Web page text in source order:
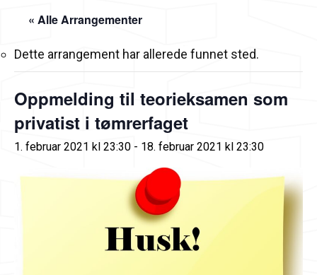
« Alle Arrangementer
Dette arrangement har allerede funnet sted.
Oppmelding til teorieksamen som
privatist i tømrerfaget
1. februar 2021 kl 23:30 - 18. februar 2021 kl 23:30